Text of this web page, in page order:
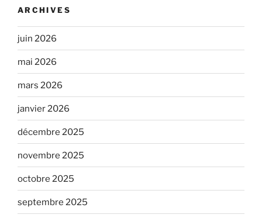
ARCHIVES
juin 2026
mai 2026
mars 2026
janvier 2026
décembre 2025
novembre 2025
octobre 2025
septembre 2025